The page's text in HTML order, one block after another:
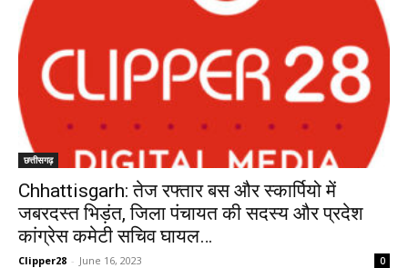
छत्तीसगढ़
Chhattisgarh: तेज रफ्तार बस और स्कार्पियो में
जबरदस्त भिड़ंत, जिला पंचायत की सदस्य और प्रदेश
कांग्रेस कमेटी सचिव घायल…
Clipper28 - June 16, 2023 0